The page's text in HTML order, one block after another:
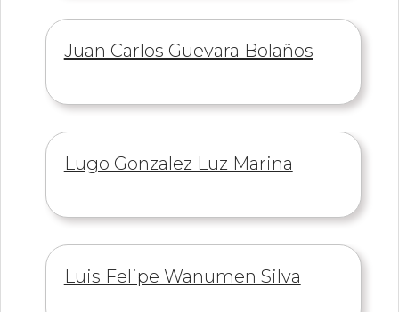
Información
Juan Carlos Guevara Bolaños
Información
Lugo Gonzalez Luz Marina
Información
Luis Felipe Wanumen Silva